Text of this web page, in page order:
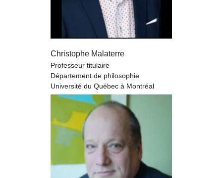
Christophe Malaterre
Professeur titulaire
Département de philosophie
Université du Québec à Montréal